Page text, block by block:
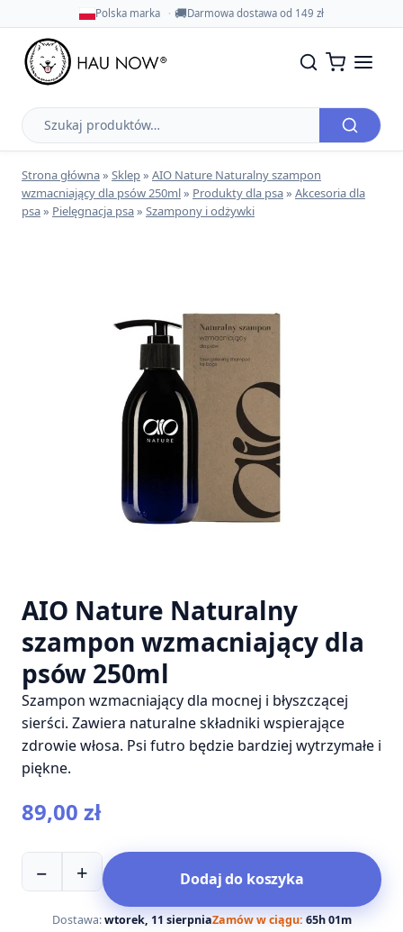
Polska marka 🚚Darmowa dostawa od 149 zł
Szukaj
produktów
Strona główna» Sklep» AIO Nature Naturalny szampon
wzmacniający dla psów 250ml» Produkty dla psa» Akcesoria dla
psa» Pielęgnacja psa» Szampony i odżywki
AIO Nature Naturalny
szampon wzmacniający dla
psów 250ml
Szampon wzmacniający dla mocnej i błyszczącej
sierści. Zawiera naturalne składniki wspierające
zdrowie włosa. Psi futro będzie bardziej wytrzymałe i
piękne.
89,00 zł
−
ilość
AIO
Naturalny
+ Dodaj do koszyka
Dostawa: wtorek, 11 sierpniaZamów w ciągu: 65h 01m